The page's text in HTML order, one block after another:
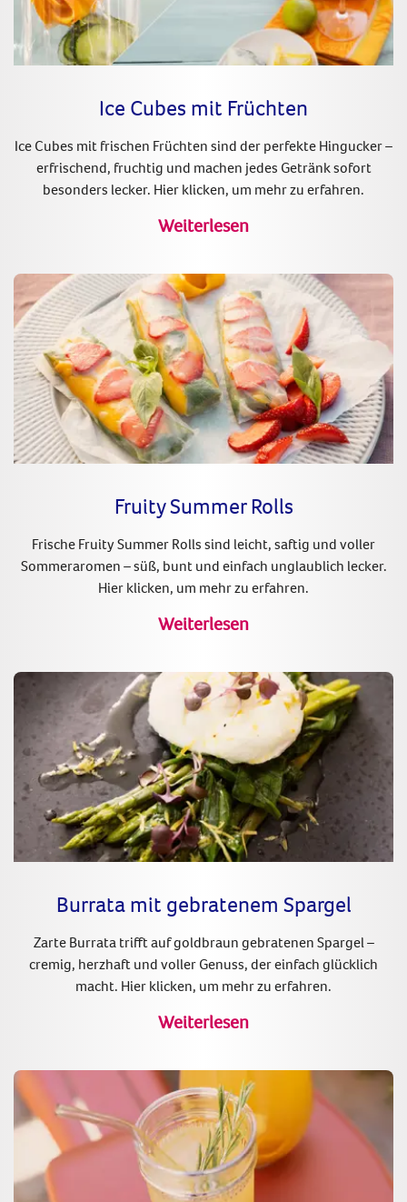
Ice Cubes mit Früchten
Ice Cubes mit frischen Früchten sind der perfekte Hingucker –
erfrischend, fruchtig und machen jedes Getränk sofort
besonders lecker. Hier klicken, um mehr zu erfahren.
Weiterlesen
Fruity Summer Rolls
Frische Fruity Summer Rolls sind leicht, saftig und voller
Sommeraromen – süß, bunt und einfach unglaublich lecker.
Hier klicken, um mehr zu erfahren.
Weiterlesen
Burrata mit gebratenem Spargel
Zarte Burrata trifft auf goldbraun gebratenen Spargel –
cremig, herzhaft und voller Genuss, der einfach glücklich
macht. Hier klicken, um mehr zu erfahren.
Weiterlesen